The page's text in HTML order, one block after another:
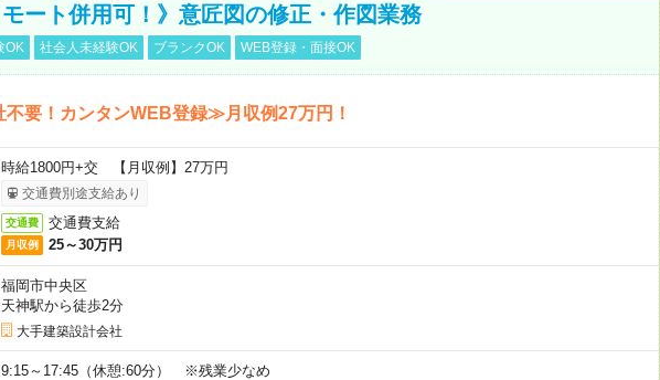
モート併用可！》意匠図の修正・作図業務
OK 社会人未経験OK ブランクOK WEB登録・面接OK
要！カンタンWEB登録≫月収例27万円！
時給1800円+交 【月収例】27万円
交通費別途支給あり
交通費 交通費支給
月収例 25～30万円
福岡市中央区
天神駅から徒歩2分
大手建築設計会社
9:15～17:45（休憩:60分） ※残業少なめ